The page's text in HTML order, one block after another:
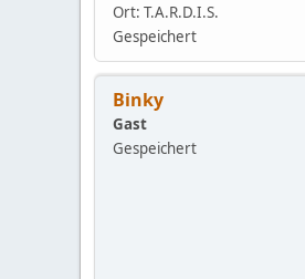
Ort: T.A.R.D.I.S.
Gespeichert
Binky
Gast
Gespeichert